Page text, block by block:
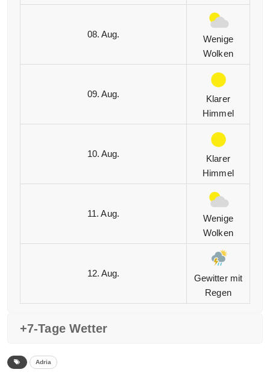
08. Aug.
Wenige
Wolken
09. Aug.
Klarer
Himmel
10. Aug.
Klarer
Himmel
11. Aug.
Wenige
Wolken
12. Aug.
Gewitter mit
Regen
+7-Tage Wetter
Adria